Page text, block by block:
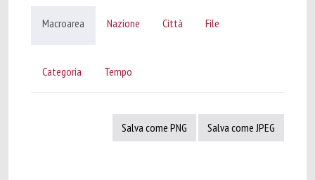
Macroarea Nazione Città File
Categoria Tempo
Salva come PNG Salva come JPEG